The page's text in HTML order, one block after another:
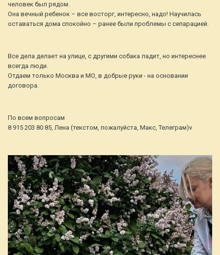
человек был рядом.
Она вечный ребенок – все восторг, интересно, надо! Научилась
оставаться дома спокойно – ранее были проблемы с сепарацией.
Все дела делает на улице, с другими собака ладит, но интереснее
всегда люди.
Отдаем только Москва и МО, в добрые руки - на основании
договора.
По всем вопросам
8 915 203 80 85, Лена (текстом, пожалуйста, Макс, Телеграм)v